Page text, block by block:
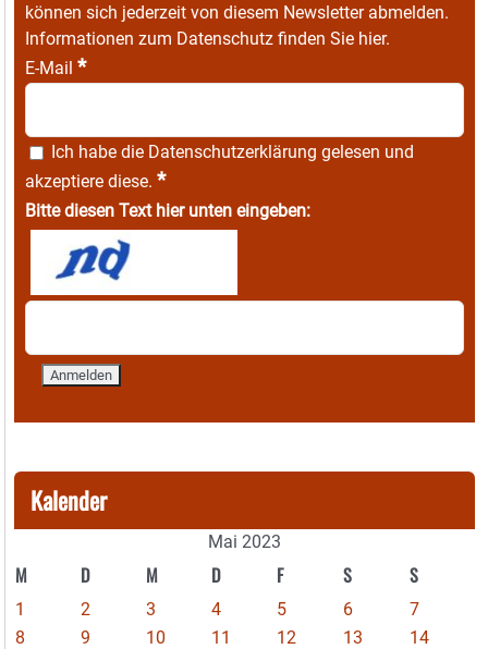
können sich jederzeit von diesem Newsletter abmelden.
Informationen zum Datenschutz finden Sie hier.
E-Mail *
Ich habe die Datenschutzerklärung gelesen und
akzeptiere diese. *
Bitte diesen Text hier unten eingeben:
Kalender
Mai 2023
M D M D F S S
1 2 3 4 5 6
7
8
9 10 11 12 13
14